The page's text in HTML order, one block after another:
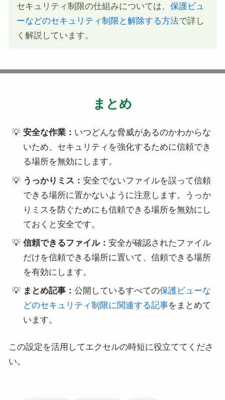
セキュリティ制限の仕組みについては、 保護ビュ
ーなどのセキュリティ制限と解除する方法で詳し
く解説しています。
まとめ
安全な作業： いつどんな脅威があるのかわからな
いため、セキュリティを強化するために信頼でき
る場所を無効にします。
うっかりミス：安全でないファイルを誤って信頼
できる場所に置かないように注意します。うっか
りミスを防ぐためにも信頼できる場所を無効にし
ておくと安全です。
信頼できるファイル：安全が確認されたファイル
だけを信頼できる場所に置いて、信頼できる場所
を有効にします。
まとめ記事：公開しているすべての保護ビューな
どのセキュリティ制限に関連する記事をまとめて
います。
この設定を活用してエクセルの時短に役立ててくださ
い。